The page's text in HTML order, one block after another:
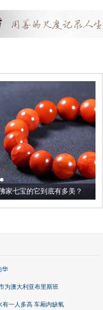
美？
华
为澳大利亚布里斯班
一人多高 车厢内缺氧